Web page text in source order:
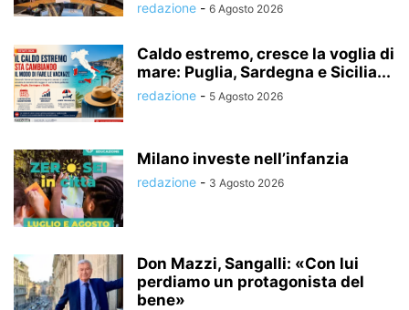
redazione - 6 Agosto 2026
Caldo estremo, cresce la voglia di
mare: Puglia, Sardegna e Sicilia...
redazione - 5 Agosto 2026
Milano investe nell’infanzia
redazione - 3 Agosto 2026
Don Mazzi, Sangalli: «Con lui
perdiamo un protagonista del
bene»